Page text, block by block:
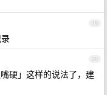
19
20
硬」这样的说法了，建